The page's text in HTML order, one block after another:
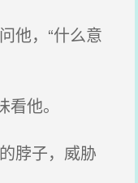
他，“什么意
他。
脖子，威胁